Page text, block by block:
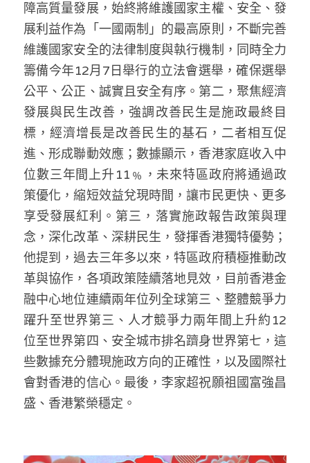
障高質量發展，始終將維護國家主權、安全、發
展利益作為「一國兩制」的最高原則，不斷完善
維護國家安全的法律制度與執行機制，同時全力
籌備今年12月7日舉行的立法會選舉，確保選舉
公平、公正、誠實且安全有序。第二，聚焦經濟
發展與民生改善，強調改善民生是施政最終目
標，經濟增長是改善民生的基石，二者相互促
進、形成聯動效應；數據顯示，香港家庭收入中
位數三年間上升11﹪，未來特區政府將通過政
策優化，縮短效益兌現時間，讓市民更快、更多
享受發展紅利。第三，落實施政報告政策與理
念，深化改革、深耕民生，發揮香港獨特優勢；
他提到，過去三年多以來，特區政府積極推動改
革與協作，各項政策陸續落地見效，目前香港金
融中心地位連續兩年位列全球第三、整體競爭力
躍升至世界第三、人才競爭力兩年間上升約12
位至世界第四、安全城市排名躋身世界第七，這
些數據充分體現施政方向的正確性，以及國際社
會對香港的信心。最後，李家超祝願祖國富強昌
盛、香港繁榮穩定。